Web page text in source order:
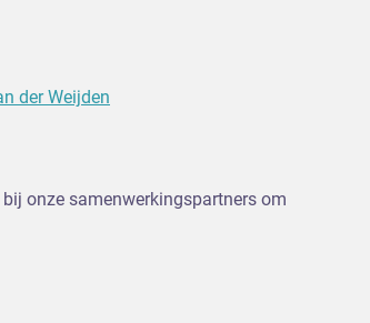
der Weijden
onze samenwerkingspartners om